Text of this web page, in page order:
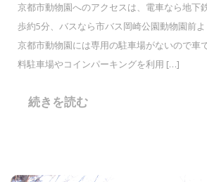
京都市動物園へのアクセスは、電車なら地下
歩約5分、バスなら市バス岡崎公園動物園前よ
京都市動物園には専用の駐車場がないので車
料駐車場やコインパーキングを利用 […]
続きを読む